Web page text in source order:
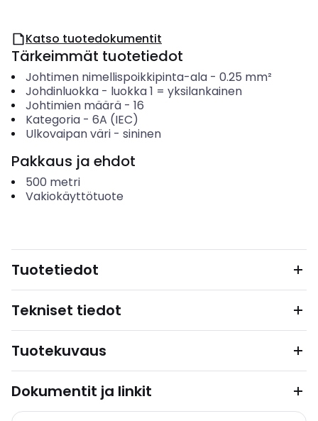
Katso tuotedokumentit
Tärkeimmät tuotetiedot
Johtimen nimellispoikkipinta-ala- 0.25 mm²
Johdinluokka- luokka 1 = yksilankainen
Johtimien määrä- 16
Kategoria- 6A (IEC)
Ulkovaipan väri- sininen
Pakkaus ja ehdot
500 metri
Vakiokäyttötuote
Tuotetiedot
Tekniset tiedot
Tuotekuvaus
Dokumentit ja linkit